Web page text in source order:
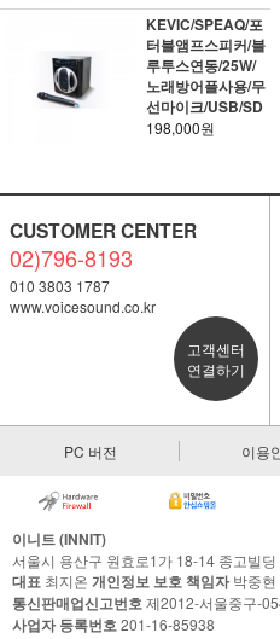
KEVIC/SPEAQ/포
터블앰프스피커/블
루투스연동/25W/
노래방어플사용/무
선마이크/USB/SD
198,000원
CUSTOMER CENTER
02)796-8193
010 3803 1787
www.voicesound.co.kr
고객센터
연결하기
PC 버전 이용
이니트 (INNIT)
서울시 용산구 원효로1가 18-14 종고빌
대표 최지온 개인정보 보호 책임자박중현
통신판매업신고번호제2012-서울중구-
사업자 등록번호201-16-85938